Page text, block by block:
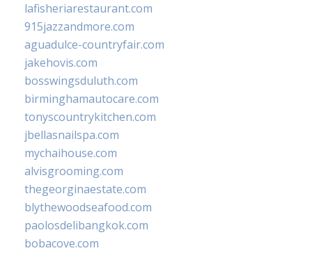
lafisheriarestaurant.com
915jazzandmore.com
aguadulce-countryfair.com
jakehovis.com
bosswingsduluth.com
birminghamautocare.com
tonyscountrykitchen.com
jbellasnailspa.com
mychaihouse.com
alvisgrooming.com
thegeorginaestate.com
blythewoodseafood.com
paolosdelibangkok.com
bobacove.com